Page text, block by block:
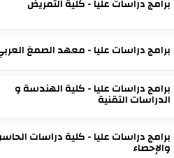
برامج دراسات عليا - كلية التمريض
برامج دراسات عليا - معهد الصمغ
برامج دراسات عليا - كلية الهندسة و
الدراسات التقنية
برامج دراسات عليا - كلية دراسات
والإحصاء